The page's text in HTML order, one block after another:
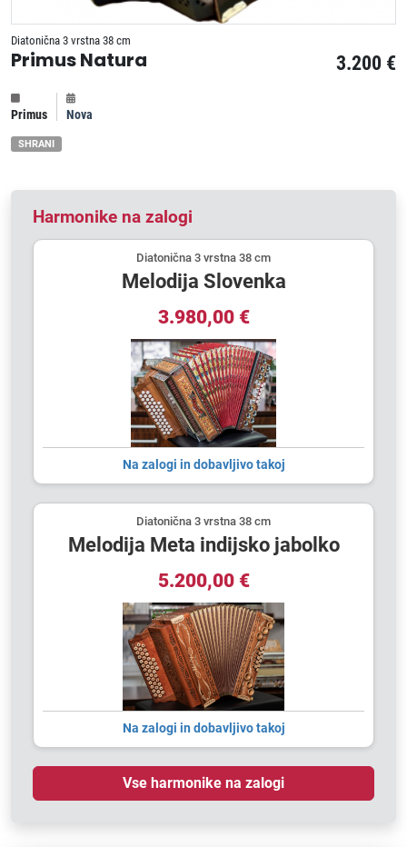
Diatonična 3 vrstna 38 cm
3.200 €
Primus Natura
Primus Nova
SHRANI
Harmonike na zalogi
Diatonična 3 vrstna 38 cm
Melodija Slovenka
3.980,00 €
Na zalogi in dobavljivo takoj
Diatonična 3 vrstna 38 cm
Melodija Meta indijsko jabolko
5.200,00 €
Na zalogi in dobavljivo takoj
Vse harmonike na zalogi